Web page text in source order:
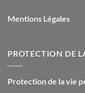
Mentions Légales
PROTECTION DE
Protection de la vie